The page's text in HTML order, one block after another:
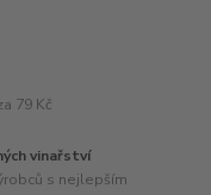
79 Kč
vinařství
s nejlepším